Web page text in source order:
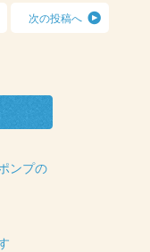
次の投稿へ
ンプの